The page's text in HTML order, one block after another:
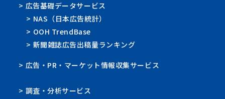
> 広告基礎データサービス
> NAS（日本広告統計）
> OOH TrendBase
> 新聞雑誌広告出稿量ランキング
> 広告・PR・マーケット情報収集サービス
> 調査・分析サービス